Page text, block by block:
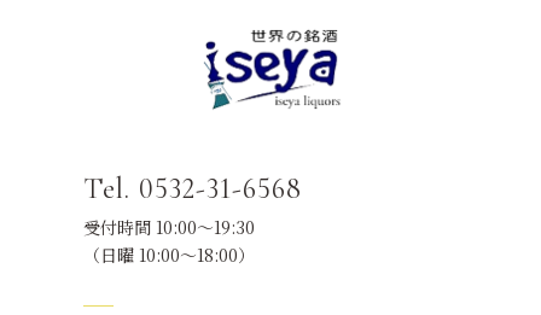
Tel. 0532-31-6568
受付時間 10:00～19:30
（日曜 10:00～18:00）